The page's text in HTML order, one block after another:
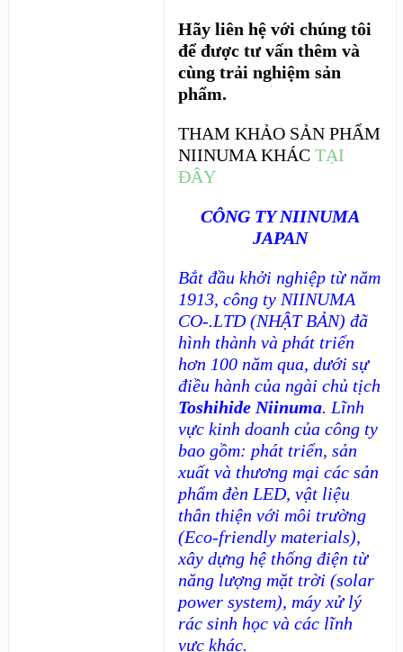
Hãy liên hệ với chúng tôi
để được tư vấn thêm và
cùng trải nghiệm sản
phẩm.
THAM KHẢO SẢN PHẨM
NIINUMA KHÁC TẠI
ĐÂY
CÔNG TY NIINUMA
JAPAN
Bắt đầu khởi nghiệp từ năm
1913, công ty NIINUMA
CO-.LTD (NHẬT BẢN) đã
hình thành và phát triển
hơn 100 năm qua, dưới sự
điều hành của ngài chủ tịch
Toshihide Niinuma. Lĩnh
vực kinh doanh của công ty
bao gồm: phát triển, sản
xuất và thương mại các sản
phẩm đèn LED, vật liệu
thân thiện với môi trường
(Eco-friendly materials),
xây dựng hệ thống điện từ
năng lượng mặt trời (solar
power system), máy xử lý
rác sinh học và các lĩnh
vực khác.